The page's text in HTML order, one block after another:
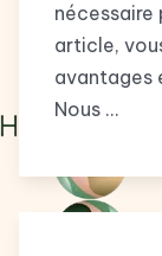
nécessaire
article,
avantages
Nous …